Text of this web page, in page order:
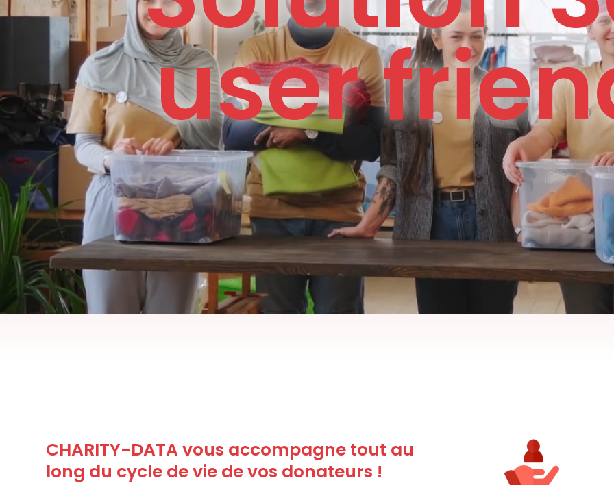
user fri
CHARITY-DATA vous accompagne tout au
long du cycle de vie de vos donateurs !